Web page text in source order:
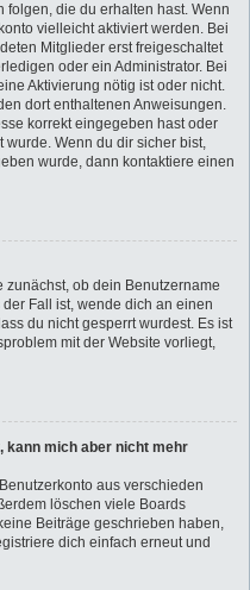
folgen, die du erhalten hast. Wenn
vielleicht aktiviert werden. Bei
Mitglieder erst freigeschaltet
oder ein Administrator. Bei
Aktivierung nötig ist oder nicht.
dort enthaltenen Anweisungen.
korrekt eingegeben hast oder
Wenn du dir sicher bist,
wurde, dann kontaktiere einen
zunächst, ob dein Benutzername
Fall ist, wende dich an einen
du nicht gesperrt wurdest. Es ist
mit der Website vorliegt,
kann mich aber nicht mehr
aus verschieden
löschen viele Boards
Beiträge geschrieben haben,
dich einfach erneut und